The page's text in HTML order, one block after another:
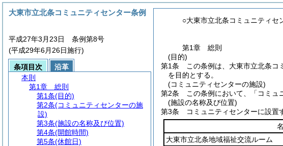
○大東市立北条コミュニティセ
第1章
総則
(目的)
第1条
この条例は、大東市立北条コ
を目的とする。
(コミュニティセンターの施設)
第2条
この条例において、「コミュ
(施設の名称及び位置)
第3条
コミュニティセンターに設置
大東市立北条地域福祉交流ルーム
大東市立北条コミュニティセンター条例
平成27年3月23日 条例第8号
(平成29年6月26日施行)
条項目次
沿革
本則
第1章
総則
第1条(目的)
第2条(コミュニティセンターの施
設)
第3条(施設の名称及び位置)
第4条(開館時間)
第5条(休館日)